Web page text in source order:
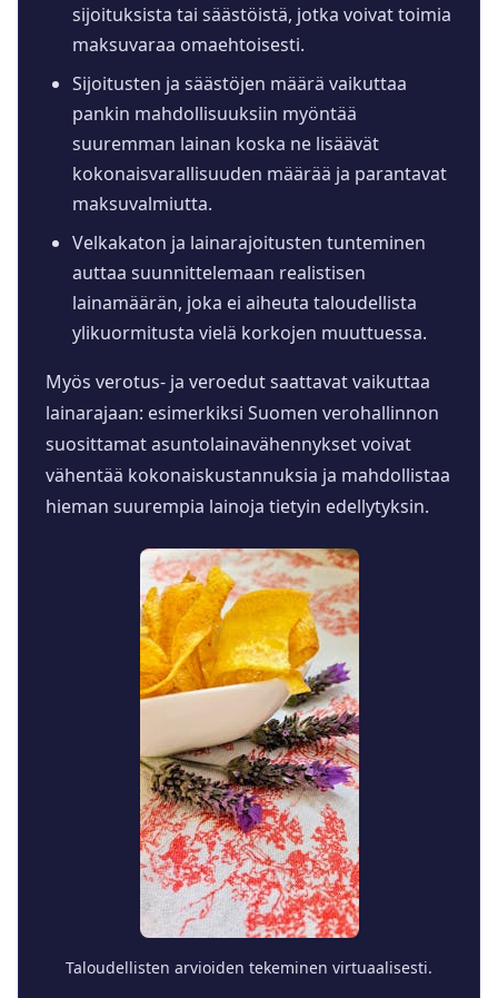
sijoituksista tai säästöistä, jotka voivat toimia
maksuvaraa omaehtoisesti.
Sijoitusten ja säästöjen määrä vaikuttaa
pankin mahdollisuuksiin myöntää
suuremman lainan koska ne lisäävät
kokonaisvarallisuuden määrää ja parantavat
maksuvalmiutta.
Velkakaton ja lainarajoitusten tunteminen
auttaa suunnittelemaan realistisen
lainamäärän, joka ei aiheuta taloudellista
ylikuormitusta vielä korkojen muuttuessa.
Myös verotus- ja veroedut saattavat vaikuttaa
lainarajaan: esimerkiksi Suomen verohallinnon
suosittamat asuntolainavähennykset voivat
vähentää kokonaiskustannuksia ja mahdollistaa
hieman suurempia lainoja tietyin edellytyksin.
Taloudellisten arvioiden tekeminen virtuaalisesti.